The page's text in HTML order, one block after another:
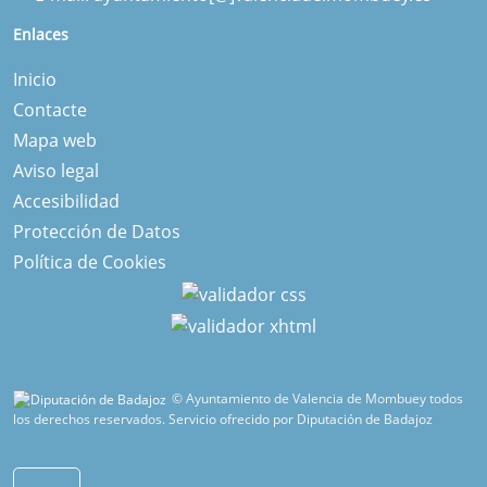
Enlaces
Inicio
Contacte
Mapa web
Aviso legal
Accesibilidad
Protección de Datos
Política de Cookies
© Ayuntamiento de Valencia de Mombuey todos
los derechos reservados.Servicio ofrecido por Diputación de Badajoz